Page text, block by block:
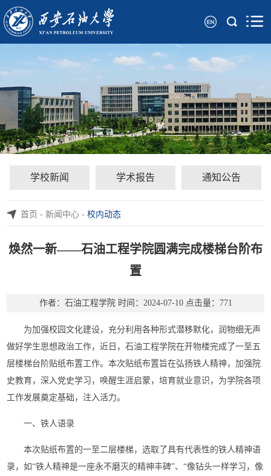
学校新闻 学术报告 通知公告
首页-新闻中心-校内动态
焕然一新——石油工程学院圆满完成楼梯台阶布
置
作者：石油工程学院 时间：2024-07-10 点击量： 771
为加强校园文化建设，充分利用各种形式潜移默化，润物细无声
做好学生思想政治工作，近日，石油工程学院在开物楼完成了一至五
层楼梯台阶贴纸布置工作。本次贴纸布置旨在弘扬铁人精神，加强院
史教育，深入党史学习，唤醒生涯启蒙，培育就业意识，为学院各项
工作发展奠定基础， 注入活力。
一、铁人语录
本次贴纸布置的一至二层楼梯，选取了具有代表性的铁人精神语
录，如“铁人精神是一座永不磨灭的精神丰碑”、“像钻头一样学习，像